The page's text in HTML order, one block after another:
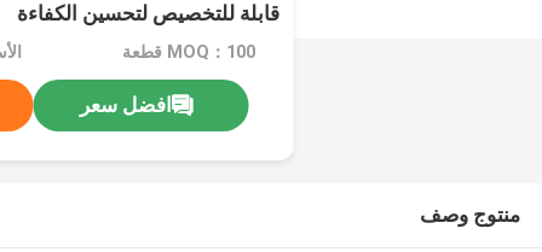
قابلة للتخصيص لتحسين الكفاءة
MOQ：100 قطعة
افضل سعر
منتوج وصف